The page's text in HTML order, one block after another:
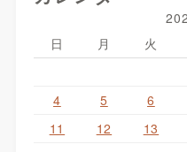
日
月 火
4
5 6
11
12 13